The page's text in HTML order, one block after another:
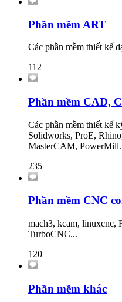
Phần mềm ART
Các phần mềm thiết kế
112
Phần mềm CAD,
Các phần mềm thiết kế
Solidworks, ProE,
MasterCAM,
235
Phần mềm CNC
mach3, kcam, linuxcnc,
TurboCNC...
120
Phần mềm khác